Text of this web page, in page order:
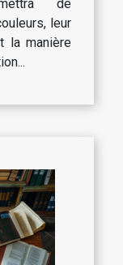
de
leur
la manière